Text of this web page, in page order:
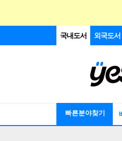
국내도서 외국도서
빠른분야찾기